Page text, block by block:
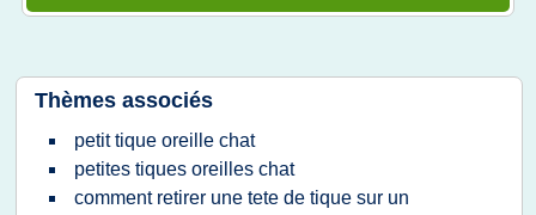
Thèmes associés
petit tique oreille chat
petites tiques oreilles chat
comment retirer une tete de tique sur un